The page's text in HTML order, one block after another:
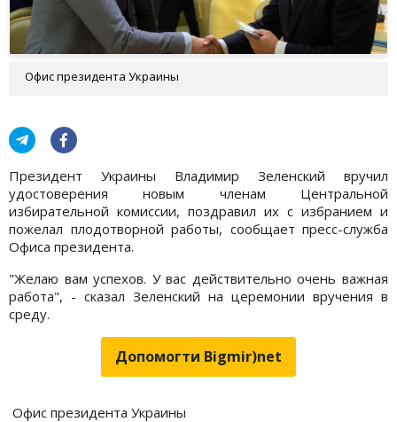
Офис президента Украины
Президент Украины Владимир Зеленский вручил
удостоверения новым членам Центральной
избирательной комиссии, поздравил их с избранием и
пожелал плодотворной работы, сообщает пресс-служба
Офиса президента.
"Желаю вам успехов. У вас действительно очень важная
работа", - сказал Зеленский на церемонии вручения в
среду.
Допомогти Bigmir)net
Офис президента Украины